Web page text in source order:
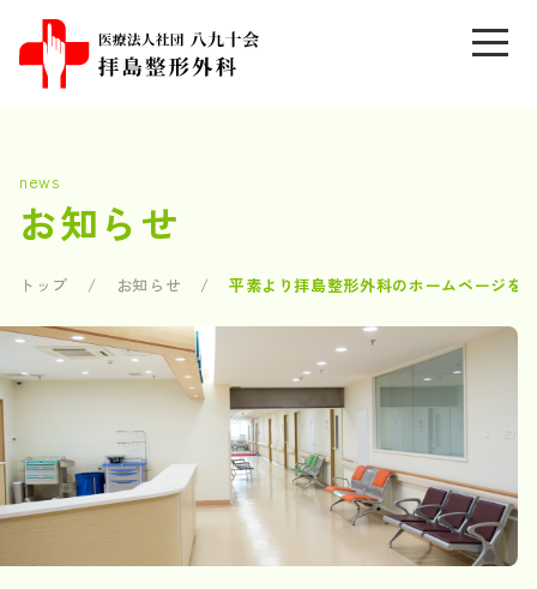
news
お知らせ
トップ お知らせ 平素より拝島整形外科のホームページを